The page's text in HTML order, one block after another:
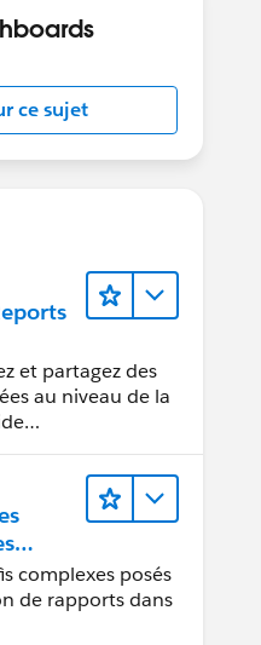
ce sujet
et partagez des
au niveau de la
complexes posés
de rapports dans